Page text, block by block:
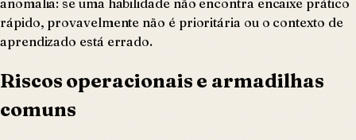
rápido, provavelmente não é prioritária ou o contexto de
aprendizado está errado.
Riscos operacionais e armadilhas
comuns